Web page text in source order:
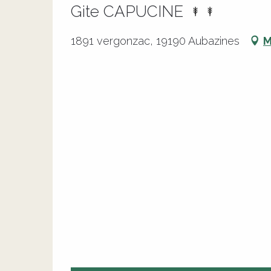
Gite CAPUCINE
1891 vergonzac, 19190 Aubazines